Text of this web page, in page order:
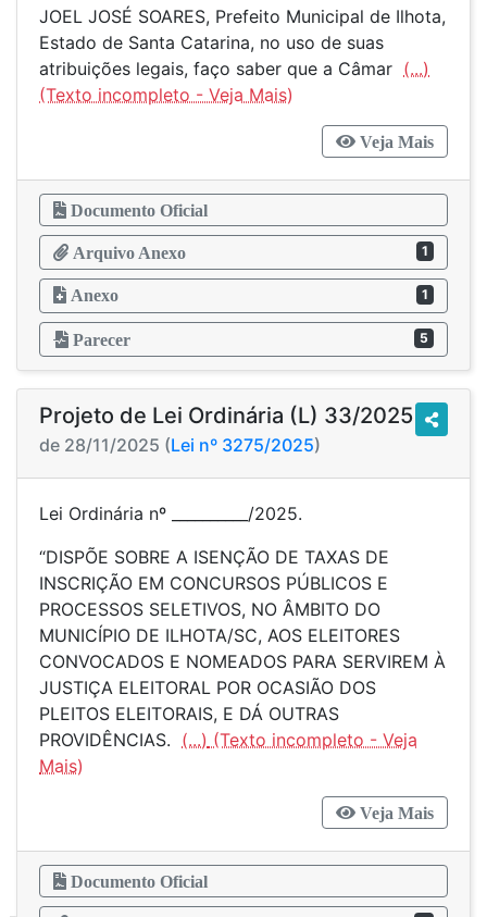
JOEL JOSÉ SOARES, Prefeito Municipal de Ilhota,
Estado de Santa Catarina, no uso de suas
atribuições legais, faço saber que a Câmar (...)
Veja Mais
Documento Oficial
Arquivo Anexo 1
Anexo 1
Parecer 5
Projeto de Lei Ordinária (L) 33/2025
de 28/11/2025 (Lei nº 3275/2025)
Lei Ordinária nº __________/2025.
“DISPÕE SOBRE A ISENÇÃO DE TAXAS DE
INSCRIÇÃO EM CONCURSOS PÚBLICOS E
PROCESSOS SELETIVOS, NO ÂMBITO DO
MUNICÍPIO DE ILHOTA/SC, AOS ELEITORES
CONVOCADOS E NOMEADOS PARA SERVIREM À
JUSTIÇA ELEITORAL POR OCASIÃO DOS
PLEITOS ELEITORAIS, E DÁ OUTRAS
PROVIDÊNCIAS. (...)
Veja Mais
Documento Oficial